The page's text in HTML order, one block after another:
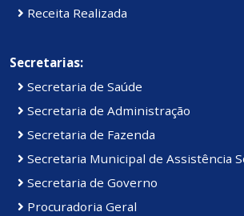
Receita Realizada
Secretarias:
Secretaria de Saúde
Secretaria de Administração
Secretaria de Fazenda
Secretaria Municipal de Assistência
Secretaria de Governo
Procuradoria Geral